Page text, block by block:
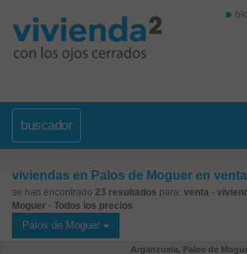
buscador
viviendas en Palos de Moguer en venta
se han encontrado 23 resultados para: venta -
Moguer - Todos los precios
Palos de Moguer
Arganzuela, Palos de